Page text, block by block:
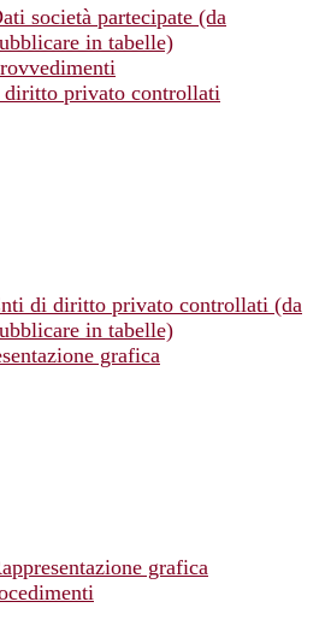
società partecipate (da
in tabelle)
privato controllati
di diritto privato controllati (da
in tabelle)
grafica
grafica